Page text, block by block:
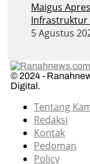
Maigus
Infrastruktur
5 Agustus
© 2024 -
Digital.
Tentang
Redaksi
Kontak
Pedoman
Policy